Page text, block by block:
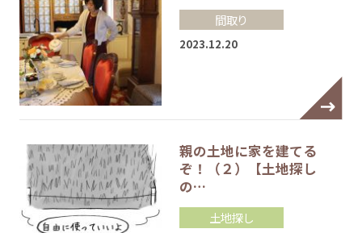
間取り
2023.12.20
親の土地に家を建てる
ぞ！（２）【土地探し
の…
土地探し